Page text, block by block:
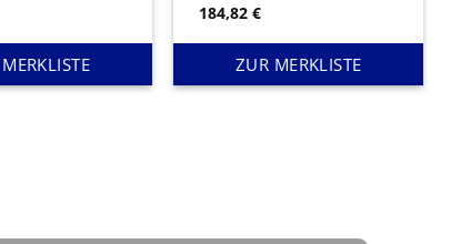
184,82 €
ZUR MERKLISTE